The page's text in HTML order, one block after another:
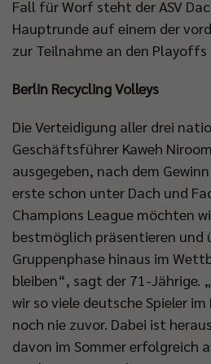
Fall für Worf steht der ASV
Hauptrunde auf einem der
zur Teilnahme an den
Berlin Recycling Volleys
Die Verteidigung aller drei
Geschäftsführer Kaweh
ausgegeben, nach dem
erste schon unter Dach und
Champions League möchten
bestmöglich präsentieren und
Gruppenphase hinaus im
bleiben“, sagt der 71-Jährige.
wir so viele deutsche Spieler im
noch nie zuvor. Dabei ist
davon im Sommer erfolgreich